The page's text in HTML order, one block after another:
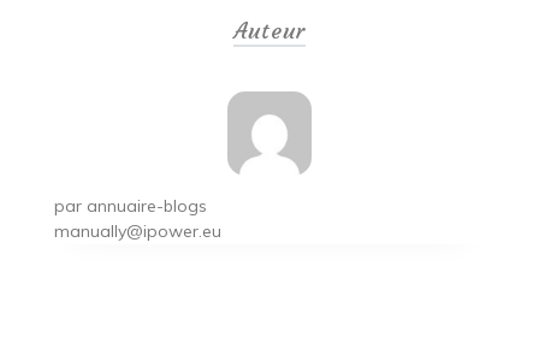
Auteur
par annuaire-blogs
manually@ipower.eu